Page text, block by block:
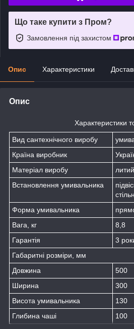
Що таке купити з Пром?
Замовлення під захистом
Опис Характеристики
Опис
Характеристики
Вид сантехнічного виробу
Країна виробник
Матеріал виробу
Встановлення умивальника
Форма умивальника
Вага, кг
8,8
Гарантія
3
Габаритні розміри, мм
Довжина
500
Ширина
300
Висота умивальника
130
Глибина чаші
100